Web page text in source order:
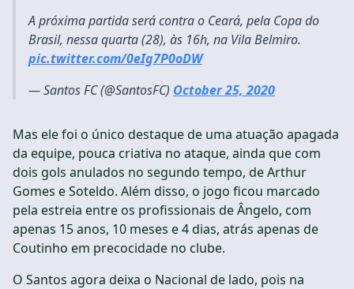
A próxima partida será contra o Ceará, pela Copa do
Brasil, nessa quarta (28), às 16h, na Vila Belmiro.
pic.twitter.com/0eIg7P0oDW
— Santos FC (@SantosFC) October 25, 2020
Mas ele foi o único destaque de uma atuação apagada
da equipe, pouca criativa no ataque, ainda que com
dois gols anulados no segundo tempo, de Arthur
Gomes e Soteldo. Além disso, o jogo ficou marcado
pela estreia entre os profissionais de Ângelo, com
apenas 15 anos, 10 meses e 4 dias, atrás apenas de
Coutinho em precocidade no clube.
O Santos agora deixa o Nacional de lado, pois na